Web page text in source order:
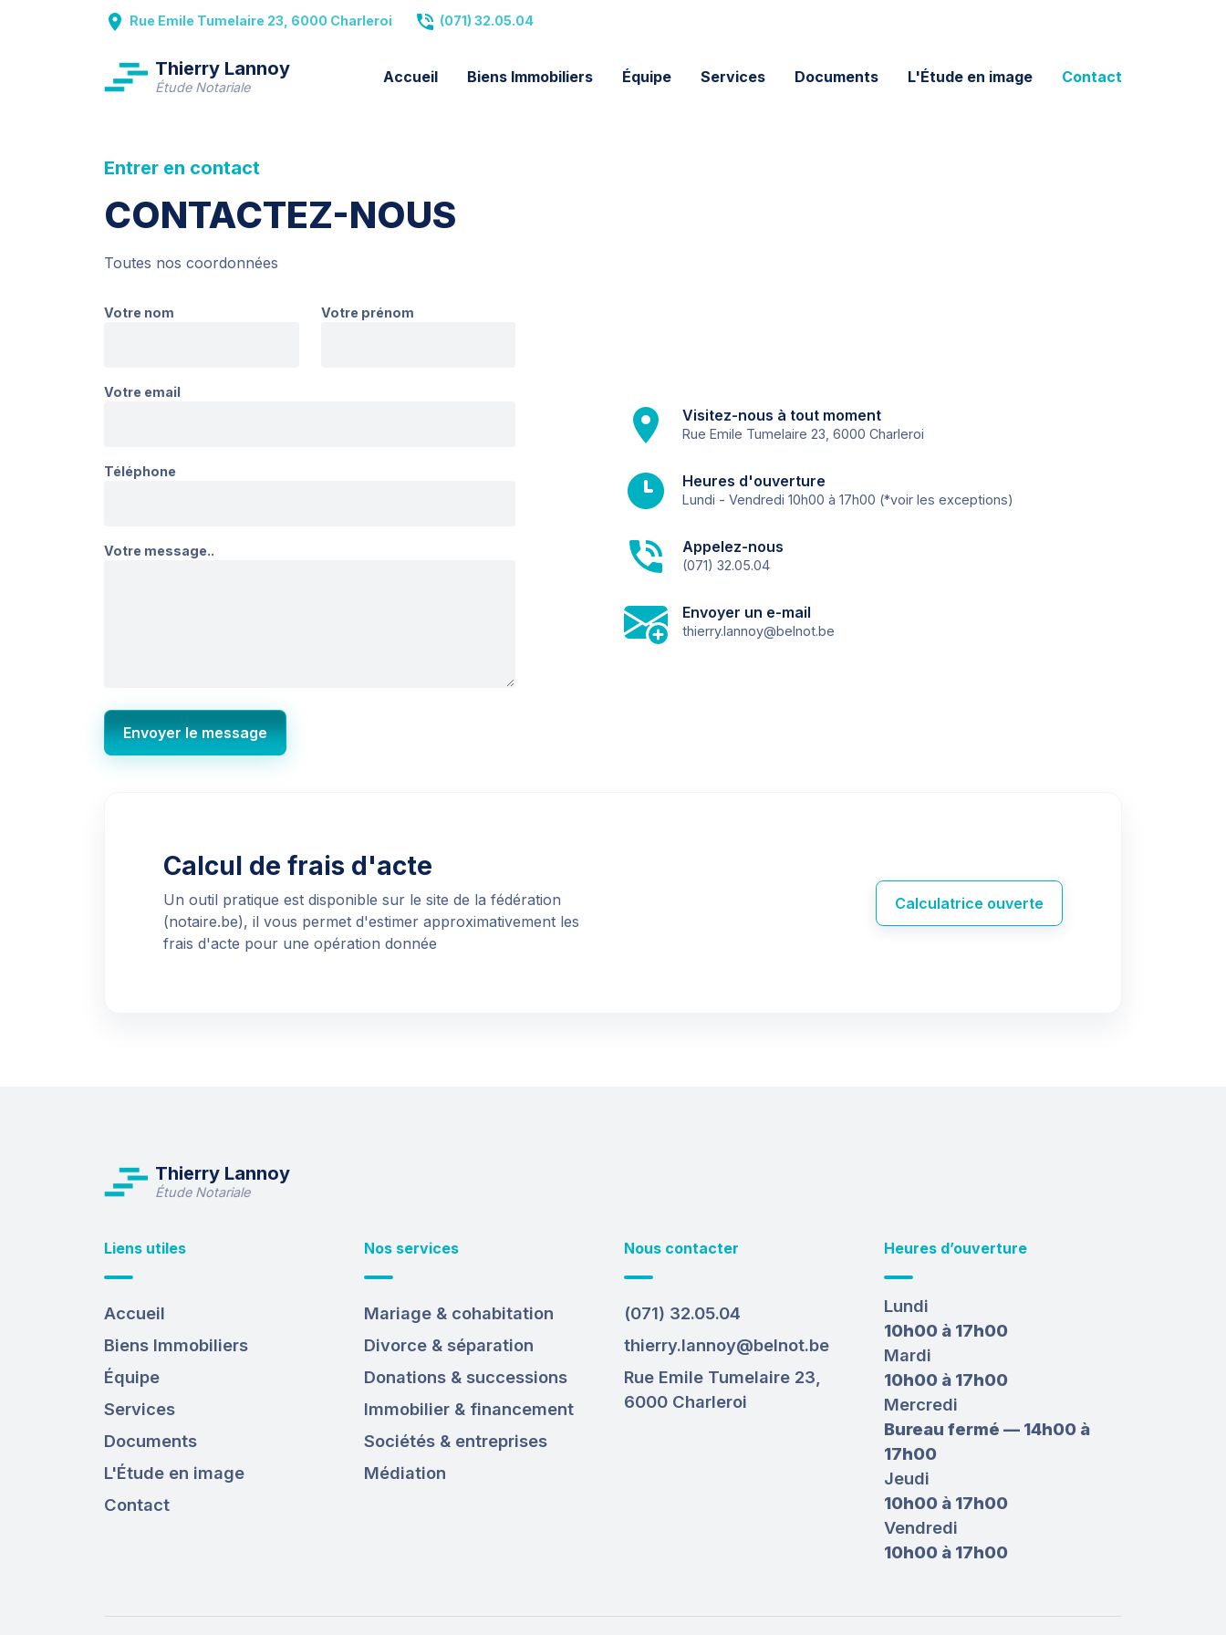
Rue Emile Tumelaire 23, 6000 Charleroi (071) 32.05.04
Thierry Lannoy
Étude Notariale
Accueil Biens Immobiliers Équipe Services Documents L'Étude en image Contact
Entrer en contact
CONTACTEZ-NOUS
Toutes nos coordonnées
Votre nom Votre prénom
Votre email
Téléphone
Votre message..
Envoyer le message
Visitez-nous à tout moment
Rue Emile Tumelaire 23, 6000 Charleroi
Heures d'ouverture
Lundi - Vendredi 10h00 à 17h00 (*voir les exceptions)
Appelez-nous
(071) 32.05.04
Envoyer un e-mail
thierry.lannoy@belnot.be
Calcul de frais d'acte
Un outil pratique est disponible sur le site de la fédération
(notaire.be), il vous permet d'estimer approximativement les
frais d'acte pour une opération donnée
Calculatrice ouverte
Thierry Lannoy
Étude Notariale
Liens utiles
Accueil
Biens Immobiliers
Équipe
Services
Documents
L'Étude en image
Contact
Nos services
Mariage & cohabitation
Divorce & séparation
Donations & successions
Immobilier & financement
Sociétés & entreprises
Médiation
Nous contacter
(071) 32.05.04
thierry.lannoy@belnot.be
Rue Emile Tumelaire 23,
6000 Charleroi
Heures d’ouverture
Lundi
10h00 à 17h00
Mardi
10h00 à 17h00
Mercredi
Bureau fermé — 14h00 à
17h00
Jeudi
10h00 à 17h00
Vendredi
10h00 à 17h00